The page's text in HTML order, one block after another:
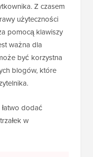
Z czasem
użyteczności
pomocą klawiszy
ważna dla
być korzystna
blogów, które
dodać
w